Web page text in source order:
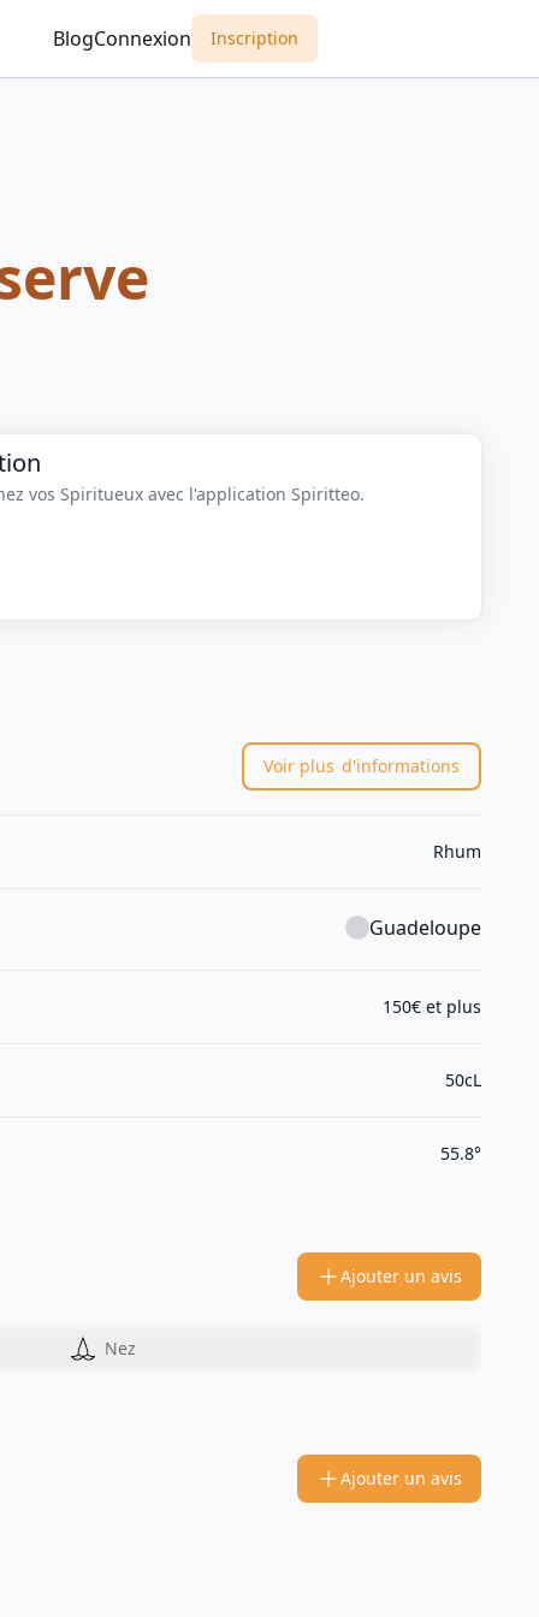
BlogConnexion Inscription
vos Spiritueux avec l'application Spiritteo.
Voir plus d'informations
Rhum
Guadeloupe
150€ et plus
50cL
55.8°
Ajouter un avis
Nez
Ajouter un avis